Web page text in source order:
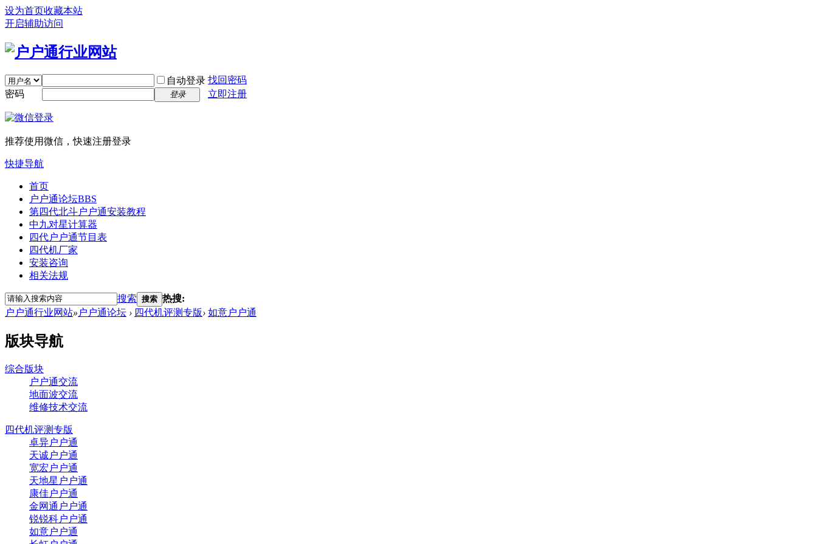
设为首页收藏本站
开启辅助访问
自动登录 找回密码
密码
登录 立即注册
推荐使用微信，快速注册登录
快捷导航
首页
户户通论坛BBS
第四代北斗户户通安装教程
中九对星计算器
四代户户通节目表
四代机厂家
安装咨询
相关法规
搜索 搜索 热搜:
户户通行业网站» 户户通论坛 › 四代机评测专版› 如意户户通
版块导航
综合版块
户户通交流
地面波交流
维修技术交流
四代机评测专版
卓异户户通
天诚户户通
宽宏户户通
天地星户户通
康佳户户通
金网通户户通
锐锐科户户通
如意户户通